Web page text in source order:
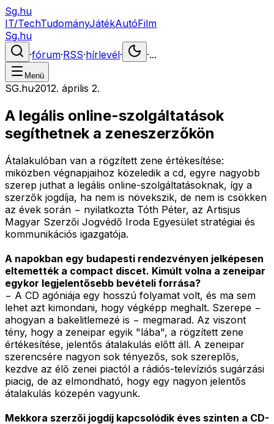
Sg.hu
IT/TechTudományJátékAutóFilm
Sg.hu
·fórum·RSS·hírlevél· ·...
Menü
SG.hu·2012. április 2.
A legális online-szolgáltatások
segíthetnek a zeneszerzőkön
Átalakulóban van a rögzített zene értékesítése:
miközben végnapjaihoz közeledik a cd, egyre nagyobb
szerep juthat a legális online-szolgáltatásoknak, így a
szerzők jogdíja, ha nem is növekszik, de nem is csökken
az évek során − nyilatkozta Tóth Péter, az Artisjus
Magyar Szerzői Jogvédő Iroda Egyesület stratégiai és
kommunikációs igazgatója.
A napokban egy budapesti rendezvényen jelképesen
eltemették a compact discet. Kimúlt volna a zeneipar
egykor legjelentősebb bevételi forrása?
− A CD agóniája egy hosszú folyamat volt, és ma sem
lehet azt kimondani, hogy végképp meghalt. Szerepe −
ahogyan a bakelitlemezé is − megmarad. Az viszont
tény, hogy a zeneipar egyik "lába", a rögzített zene
értékesítése, jelentős átalakulás előtt áll. A zeneipar
szerencsére nagyon sok tényezős, sok szereplős,
kezdve az élő zenei piactól a rádiós-televíziós sugárzási
piacig, de az elmondható, hogy egy nagyon jelentős
átalakulás közepén vagyunk.
Mekkora szerzői jogdíj kapcsolódik éves szinten a CD-